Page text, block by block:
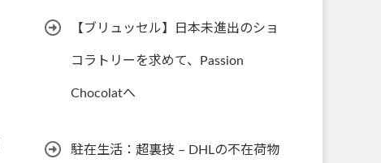
【ブリュッセル】日本未進出のショ
コラトリーを求めて、Passion
Chocolatへ
駐在生活：超裏技 – DHLの不在荷物